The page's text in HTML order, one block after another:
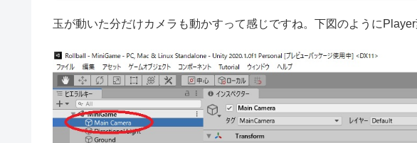
玉が動いた分だけカメラも動かすって感じですね。下図のようにPlayer